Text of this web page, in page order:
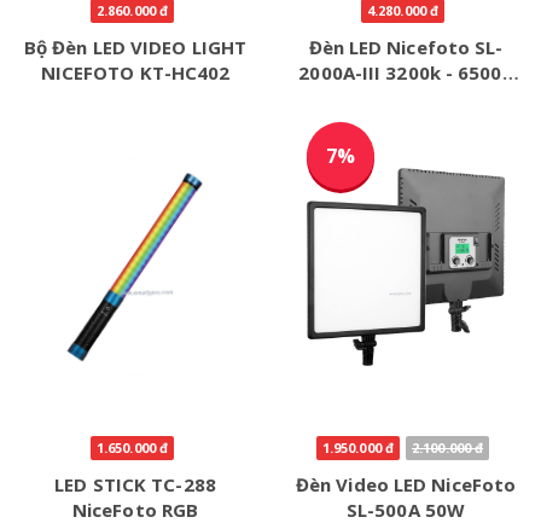
2.860.000 đ
Bộ Đèn LED VIDEO LIGHT
NICEFOTO KT-HC402
4.280.000 đ
Đèn LED Nicefoto SL-
2000A-III 3200k - 6500k
1.650.000 đ
LED STICK TC-288
NiceFoto RGB
7%
1.950.000 đ 2.100.000 đ
Đèn Video LED NiceFoto
SL-500A 50W